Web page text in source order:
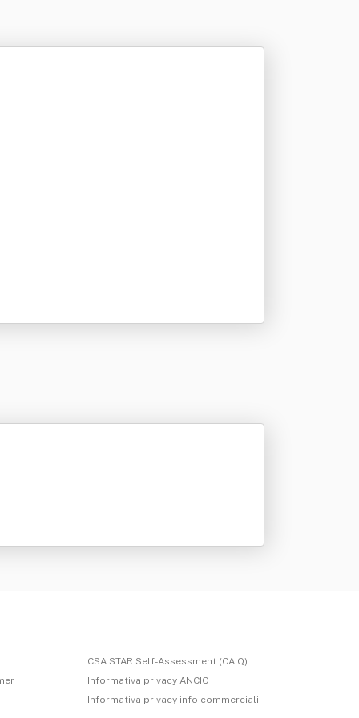
CSA STAR Self-Assessment (CAIQ)
Informativa privacy ANCIC
Informativa privacy info commerciali